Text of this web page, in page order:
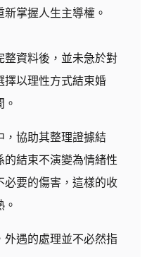
掌握人生主導權。
整資料後，並未急於對
擇以理性方式結束婚
，協助其整理證據結
的結束不演變為情緒性
必要的傷害，這樣的收
外遇的處理並不必然指